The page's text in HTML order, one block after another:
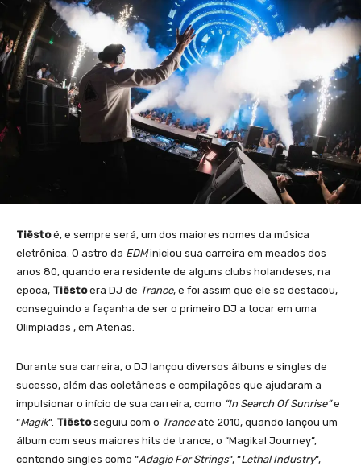
Tiëstoé, e sempre será, um dos maiores nomes da música
eletrônica. O astro da EDMiniciou sua carreira em meados dos
anos 80, quando era residente de alguns clubs holandeses, na
época, Tiëstoera DJ de Trance, e foi assim que ele se destacou,
conseguindo a façanha de ser o primeiro DJ a tocar em uma
Olimpíadas , em Atenas.
Durante sua carreira, o DJ lançou diversos álbuns e singles de
sucesso, além das coletâneas e compilações que ajudaram a
impulsionar o início de sua carreira, como “In Search Of Sunrise”e
“Magik“. Tiëstoseguiu com o Tranceaté 2010, quando lançou um
álbum com seus maiores hits de trance, o “Magikal Journey”,
contendo singles como “Adagio For Strings“, “Lethal Industry“,